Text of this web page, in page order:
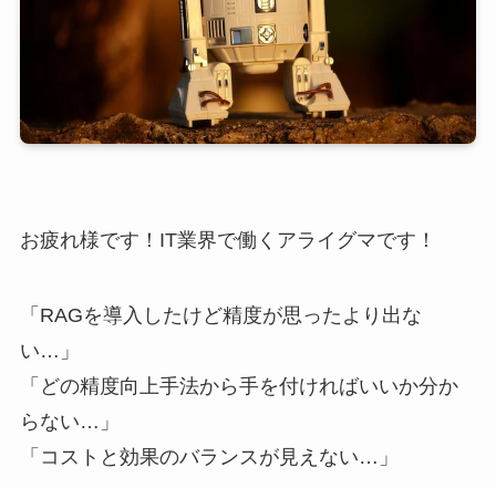
お疲れ様です！IT業界で働くアライグマです！
「RAGを導入したけど精度が思ったより出な
い…」
「どの精度向上手法から手を付ければいいか分か
らない…」
「コストと効果のバランスが見えない…」